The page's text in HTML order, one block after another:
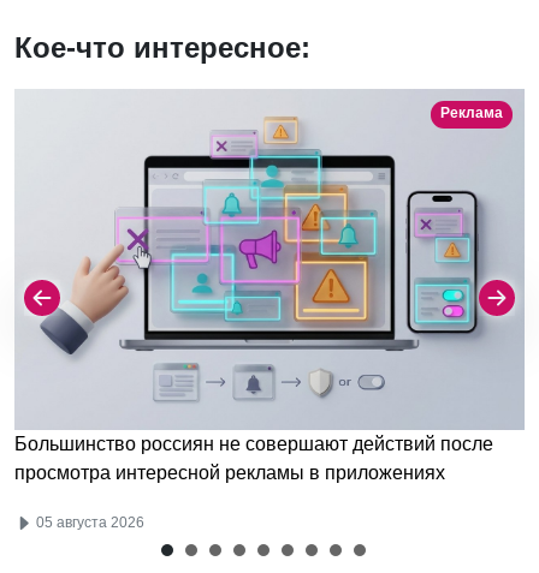
Кое-что интересное:
Реклама
Большинство россиян не совершают действий после
просмотра интересной рекламы в приложениях
05 августа 2026